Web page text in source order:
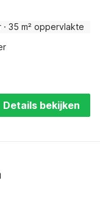
· 35 m² oppervlakte
Details bekijken